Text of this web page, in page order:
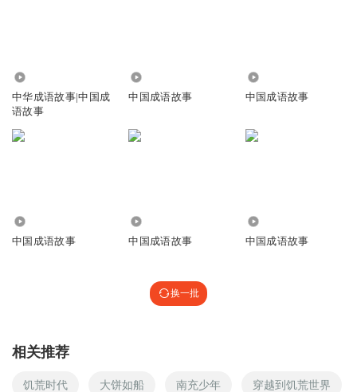
中华成语故事|中国成
语故事
中国成语故事 中国成语故事
中国成语故事 中国成语故事 中国成语故事
换一批
相关推荐
饥荒时代 大饼如船 南充少年 穿越到饥荒世界